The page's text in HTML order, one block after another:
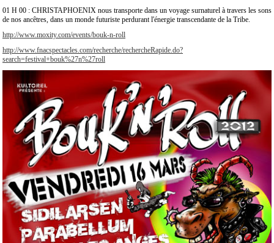
01 H 00 : CHRISTAPHOENIX nous transporte dans un voyage surnaturel à travers les sons
de nos ancêtres, dans un monde futuriste perdurant l'énergie transcendante de la Tribe.
http://www.moxity.com/events/bouk-n-roll
http://www.fnacspectacles.com/recherche/rechercheRapide.do?
search=festival+bouk%27n%27roll